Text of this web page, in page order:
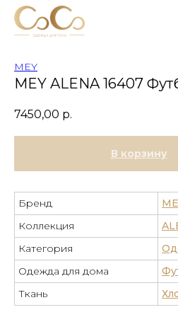
MEY ALENA 16407
MEY
7450,00 р.
В корзину
Бренд
Коллекция
Категория
Одежда для дома
Ткань